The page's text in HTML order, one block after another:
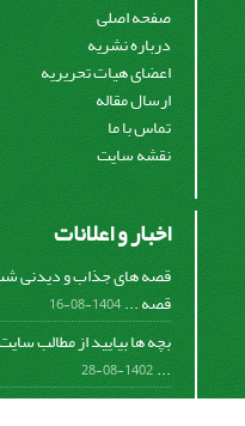
صفحه اصلی
درباره نشریه
اعضای هیات تحریریه
ارسال مقاله
تماس با ما
نقشه سایت
اخبار و اعلانات
قصه های جذاب و دیدنی
قصه ...1404-08-16
بچه ها بیایید از مطالب
...
1402-08-28